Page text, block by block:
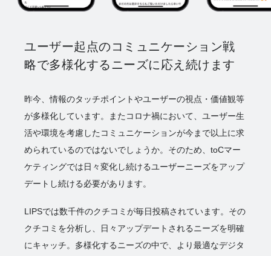
ユーザー起点のコミュニケーション戦
略で多様化するニーズに応え続けます
昨今、情報のタッチポイントやユーザーの視点・価値観等
が多様化しています。またコロナ禍において、ユーザー生
活や環境を考慮したコミュニケーションが今まで以上に求
められているのではないでしょうか。そのため、toCマー
ケティングでは日々変化し続けるユーザーニーズをアップ
デートし続ける必要があります。
LIPSでは数千件のクチコミが毎日投稿されています。その
クチコミを分析し、日々アップデートされるニーズを明確
にキャッチ。多様化するニーズの中で、より最適なデジタ